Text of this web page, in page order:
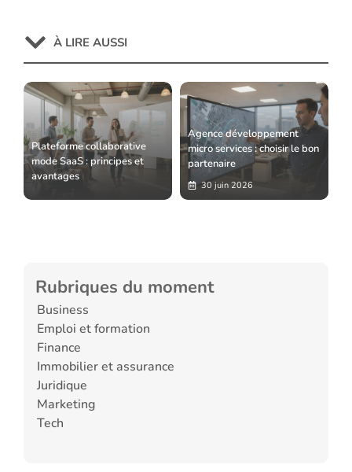
À LIRE AUSSI
Plateforme collaborative
mode SaaS : principes et
avantages
Agence développement
micro services : choisir le bon
partenaire
30 juin 2026
Rubriques du moment
Business
Emploi et formation
Finance
Immobilier et assurance
Juridique
Marketing
Tech